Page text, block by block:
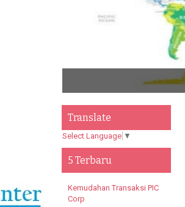
Translate
Select Language ▼
5 Terbaru
Kemudahan Transaksi PIC
Corp